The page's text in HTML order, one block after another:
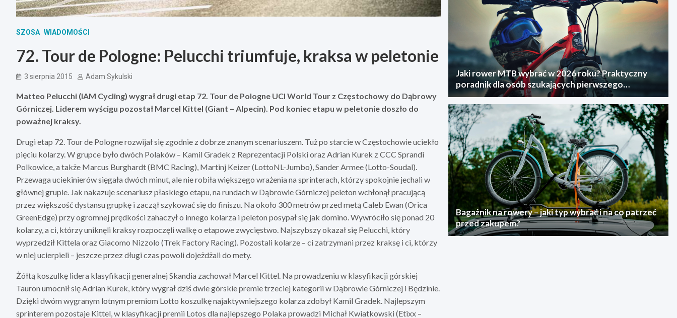
SZOSA WIADOMOŚCI
72. Tour de Pologne: Pelucchi triumfuje, kraksa w peletonie
3 sierpnia 2015 Adam Sykulski
Matteo Pelucchi (IAM Cycling) wygrał drugi etap 72. Tour de Pologne UCI World Tour z Częstochowy do Dąbrowy
Górniczej. Liderem wyścigu pozostał Marcel Kittel (Giant – Alpecin). Pod koniec etapu w peletonie doszło do
poważnej kraksy.
Drugi etap 72. Tour de Pologne rozwijał się zgodnie z dobrze znanym scenariuszem. Tuż po starcie w Częstochowie uciekło
pięciu kolarzy. W grupce było dwóch Polaków – Kamil Gradek z Reprezentacji Polski oraz Adrian Kurek z CCC Sprandi
Polkowice, a także Marcus Burghardt (BMC Racing), Martinj Keizer (LottoNL-Jumbo), Sander Armee (Lotto-Soudal).
Przewaga uciekinierów sięgała dwóch minut, ale nie robiła większego wrażenia na sprinterach, którzy spokojnie jechali w
głównej grupie. Jak nakazuje scenariusz płaskiego etapu, na rundach w Dąbrowie Górniczej peleton wchłonął pracującą
przez większość dystansu grupkę i zaczął szykować się do finiszu. Na około 300 metrów przed metą Caleb Ewan (Orica
GreenEdge) przy ogromnej prędkości zahaczył o innego kolarza i peleton posypał się jak domino. Wywróciło się ponad 20
kolarzy, a ci, którzy uniknęli kraksy rozpoczęli walkę o etapowe zwycięstwo. Najszybszy okazał się Pelucchi, który
wyprzedził Kittela oraz Giacomo Nizzolo (Trek Factory Racing). Pozostali kolarze – ci zatrzymani przez kraksę i ci, którzy
w niej ucierpieli – jeszcze przez długi czas powoli dojeżdżali do mety.
Żółtą koszulkę lidera klasyfikacji generalnej Skandia zachował Marcel Kittel. Na prowadzeniu w klasyfikacji górskiej
Tauron umocnił się Adrian Kurek, który wygrał dziś dwie górskie premie trzeciej kategorii w Dąbrowie Górniczej i Będzinie.
Dzięki dwóm wygranym lotnym premiom Lotto koszulkę najaktywniejszego kolarza zdobył Kamil Gradek. Najlepszym
sprinterem pozostaje Kittel, w klasyfikacji premii Lotos dla najlepszego Polaka prowadzi Michał Kwiatkowski (Etixx –
Jaki rower MTB wybrać w 2026 roku? Praktyczny
poradnik dla osób szukających pierwszego
górskiego roweru
Bagażnik na rowery – jaki typ wybrać i na co patrzeć
przed zakupem?